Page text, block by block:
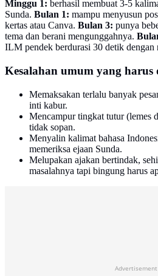
Minggu 1: berhasil membuat 3-5
Sunda. Bulan 1: mampu menyusun
kertas atau Canva. Bulan 3: punya
tema dan berani mengunggahnya.
ILM pendek berdurasi 30 detik dengan
Kesalahan umum yang
Memaksakan terlalu banyak
inti kabur.
Mencampur tingkat tutur (lemes
tidak sopan.
Menyalin kalimat bahasa
memeriksa ejaan Sunda.
Melupakan ajakan bertindak,
masalahnya tapi bingung harus
Advertisement